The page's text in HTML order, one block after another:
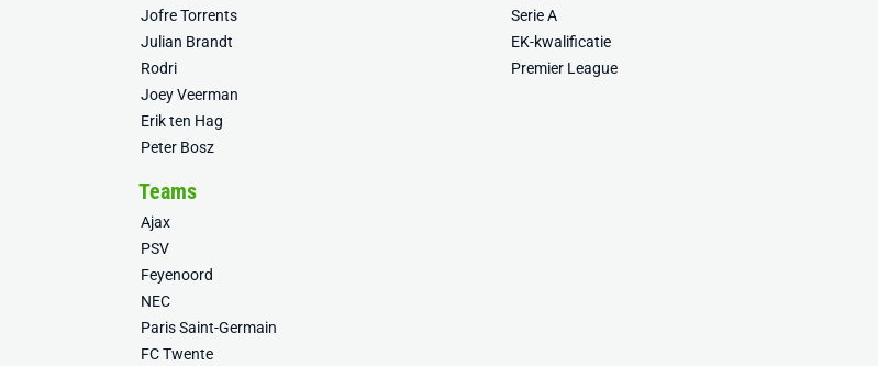
Jofre Torrents
Julian Brandt
Rodri
Joey Veerman
Erik ten Hag
Peter Bosz
Serie A
EK-kwalificatie
Premier League
Teams
Ajax
PSV
Feyenoord
NEC
Paris Saint-Germain
FC Twente